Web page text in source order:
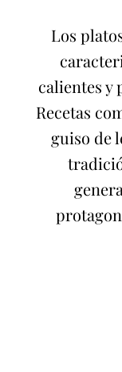
Los
calientes y
Recetas
guiso de